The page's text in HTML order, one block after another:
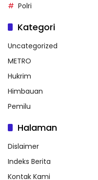
Polri
Kategori
Uncategorized
METRO
Hukrim
Himbauan
Pemilu
Halaman
Dislaimer
Indeks Berita
Kontak Kami